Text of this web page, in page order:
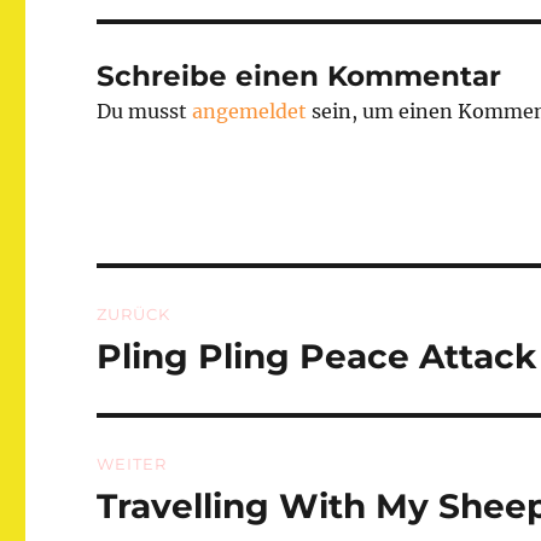
Schreibe einen Kommentar
Du musstangemeldet sein, um einen
ZURÜCK
Vorheriger
Pling Pling Peace Attack
WEITER
Nächster
Travelling With My